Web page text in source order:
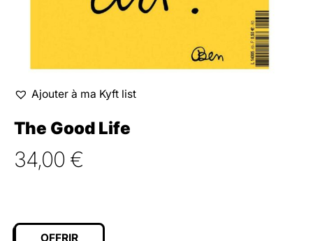
Ajouter à ma Kyft list
The Good Life
34,00 €
OFFRIR